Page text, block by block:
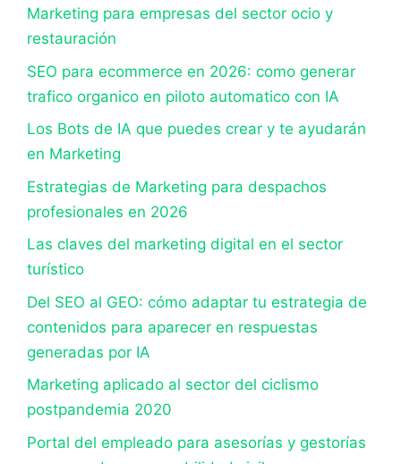
Marketing para empresas del sector ocio y
restauración
SEO para ecommerce en 2026: como generar
trafico organico en piloto automatico con IA
Los Bots de IA que puedes crear y te ayudarán
en Marketing
Estrategias de Marketing para despachos
profesionales en 2026
Las claves del marketing digital en el sector
turístico
Del SEO al GEO: cómo adaptar tu estrategia de
contenidos para aparecer en respuestas
generadas por IA
Marketing aplicado al sector del ciclismo
postpandemia 2020
Portal del empleado para asesorías y gestorías